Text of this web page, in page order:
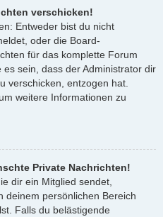
verschicken!
Entweder bist du nicht
oder die Board-
für das komplette Forum
sein, dass der Administrator dir
verschicken, entzogen hat.
weitere Informationen zu
Private Nachrichten!
dir ein Mitglied sendet,
deinem persönlichen Bereich
Falls du belästigende